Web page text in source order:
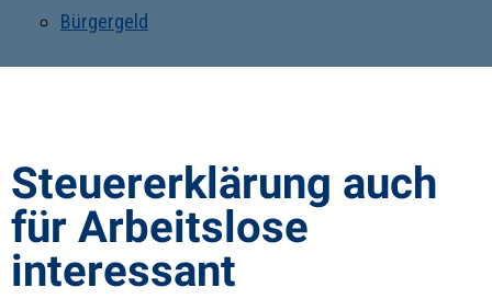
Bürgergeld
Steuererklärung auch
für Arbeitslose
interessant